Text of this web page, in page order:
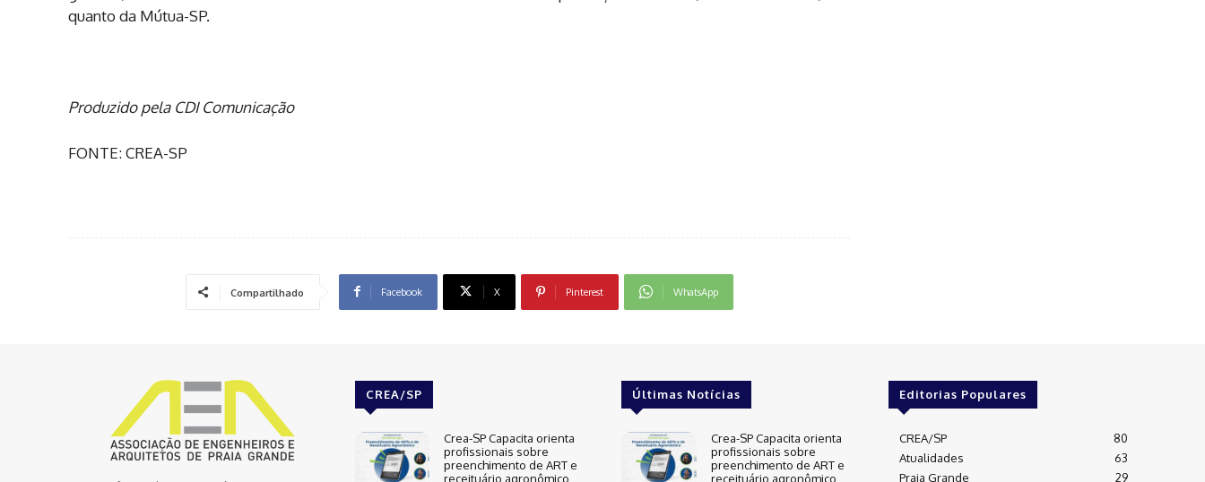
quanto da Mútua-SP.
Produzido pela CDI Comunicação
FONTE: CREA-SP
Compartilhado Facebook X Pinterest WhatsApp
CREA/SP
Crea-SP Capacita orienta
profissionais sobre
preenchimento de ART e
receituário agronômico
Últimas Notícias
Crea-SP Capacita orienta
profissionais sobre
preenchimento de ART e
receituário agronômico
Editorias Populares
CREA/SP
80
Atualidades
63
Praia Grande
29